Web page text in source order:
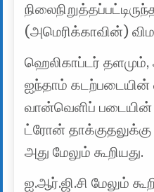
(அமெரிக்காவின்)
ஹெலிகாப்டர்
ஐந்தாம் கடற்படையின்
வான்வெளிப்
ட்ரோன்
அது மேலும் கூறியது.
ஐ.ஆர்.ஜி.சி மேலும்